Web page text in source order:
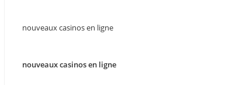
nouveaux casinos en ligne
nouveaux casinos en ligne